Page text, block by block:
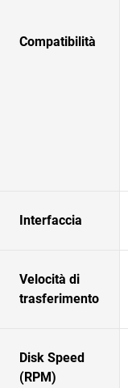
Compatibilità
Interfaccia
Velocità di
trasferimento
Disk Speed
(RPM)